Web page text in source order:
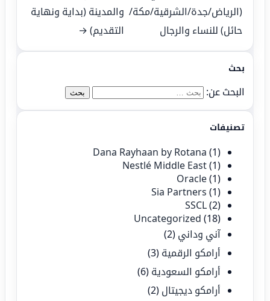
بحث
البحث عن:
تصنيفات
Dana Rayhaan by Rotana (1)
Nestlé Middle East(1)
Oracle(1)
Sia Partners (1)
SSCL(2)
Uncategorized (18)
آني وداني (2)
أرامكو الرقمية (3)
أرامكو السعودية (6)
أرامكو ديجيتال (2)
(الرياض/جدة/الشرقية/مكة/
حائل) للنساء والرجال
والمدينة (بداية ونهاية
التقديم) →